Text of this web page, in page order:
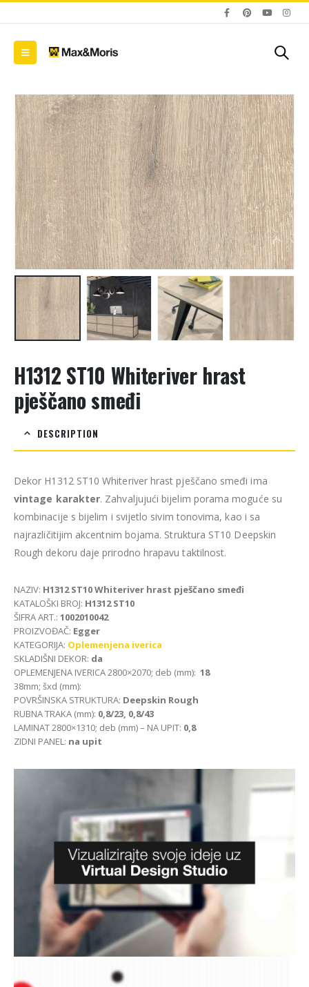
H1312 ST10 Whiteriver hrast
pješčano smeđi
DESCRIPTION
Dekor H1312 ST10 Whiteriver hrast pješčano smeđi ima
vintage karakter. Zahvaljujući bijelim porama moguće su
kombinacije s bijelim i svijetlo sivim tonovima, kao i sa
najrazličitijim akcentnim bojama. Struktura ST10 Deepskin
Rough dekoru daje prirodno hrapavu taktilnost.
NAZIV: H1312 ST10 Whiteriver hrast pješčano smeđi
KATALOŠKI BROJ: H1312 ST10
ŠIFRA ART.: 1002010042
PROIZVOĐAČ: Egger
KATEGORIJA: Oplemenjena iverica
SKLADIŠNI DEKOR: da
OPLEMENJENA IVERICA 2800×2070; deb (mm): 18
38mm; šxd (mm):
POVRŠINSKA STRUKTURA: Deepskin Rough
RUBNA TRAKA (mm): 0,8/23, 0,8/43
LAMINAT 2800×1310; deb (mm) – NA UPIT: 0,8
ZIDNI PANEL: na upit